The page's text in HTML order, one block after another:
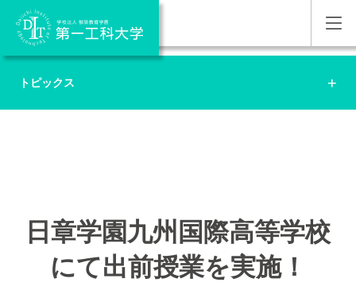
トピックス
日章学園九州国際高等学校
にて出前授業を実施！